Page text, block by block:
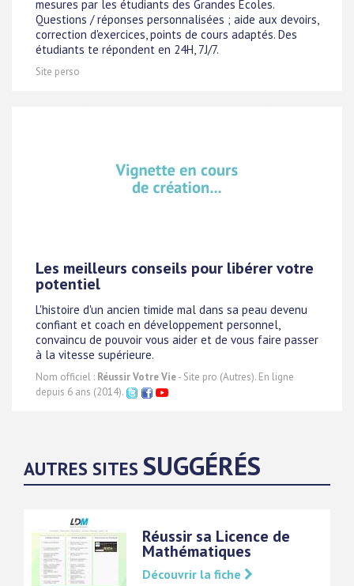
mesures par les étudiants des Grandes Ecoles.
Questions / réponses personnalisées ; aide aux devoirs,
correction d'exercices, points de cours adaptés. Des
étudiants te répondent en 24H, 7J/7.
Site perso
Les meilleurs conseils pour libérer votre
potentiel
L'histoire d'un ancien timide mal dans sa peau devenu
confiant et coach en développement personnel,
convaincu de pouvoir vous aider et de vous faire passer
à la vitesse supérieure.
Nom officiel : Réussir Votre Vie- Site pro (Autres). En ligne
depuis 6 ans (2014).
AUTRES SITES SUGGÉRÉS
Réussir sa Licence de
Mathématiques
Découvrir la fiche